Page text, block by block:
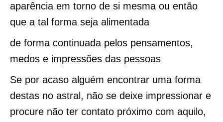
aparência em torno de si mesma ou então
que a tal forma seja alimentada
de forma continuada pelos pensamentos,
medos e impressões das pessoas
Se por acaso alguém encontrar uma forma
destas no astral, não se deixe impressionar e
procure não ter contato próximo com aquilo,